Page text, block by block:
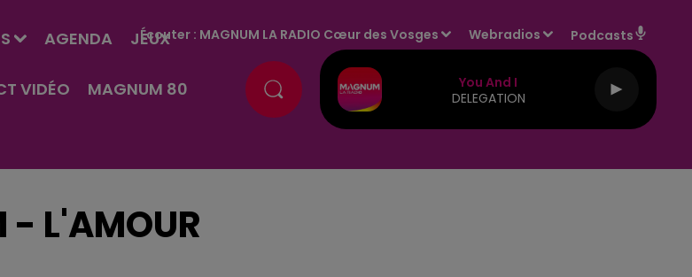
AGENDA JEUX
VIDÉO MAGNUM 80
Écouter : MAGNUM LA RADIO Cœur des Vosges Webradios Podcasts
You And I
DELEGATION
- L'AMOUR